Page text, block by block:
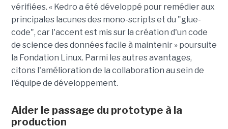
vérifiées. « Kedro a été développé pour remédier aux
principales lacunes des mono-scripts et du "glue-
code", car l'accent est mis sur la création d'un code
de science des données facile à maintenir » poursuite
la Fondation Linux. Parmi les autres avantages,
citons l'amélioration de la collaboration au sein de
l'équipe de développement.
Aider le passage du prototype à la
production